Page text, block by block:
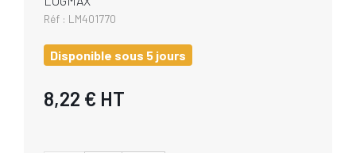
Réf : LM401770
Disponible sous 5 jours
8,22 € HT